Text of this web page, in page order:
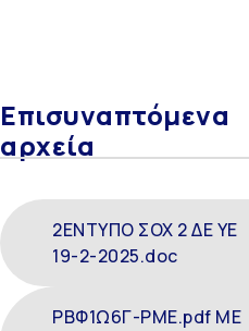
Επισυναπτόμενα
αρχεία
2ΕΝΤΥΠΟ ΣΟΧ 2 ΔΕ ΥΕ
19-2-2025.doc
ΡΒΦ1Ω6Γ-ΡΜΕ.pdf ΜΕ